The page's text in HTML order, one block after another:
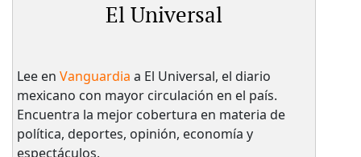
El Universal
Lee en Vanguardia a El Universal, el diario
mexicano con mayor circulación en el país.​
Encuentra la mejor cobertura en materia de
política, deportes, opinión, economía y
espectáculos.